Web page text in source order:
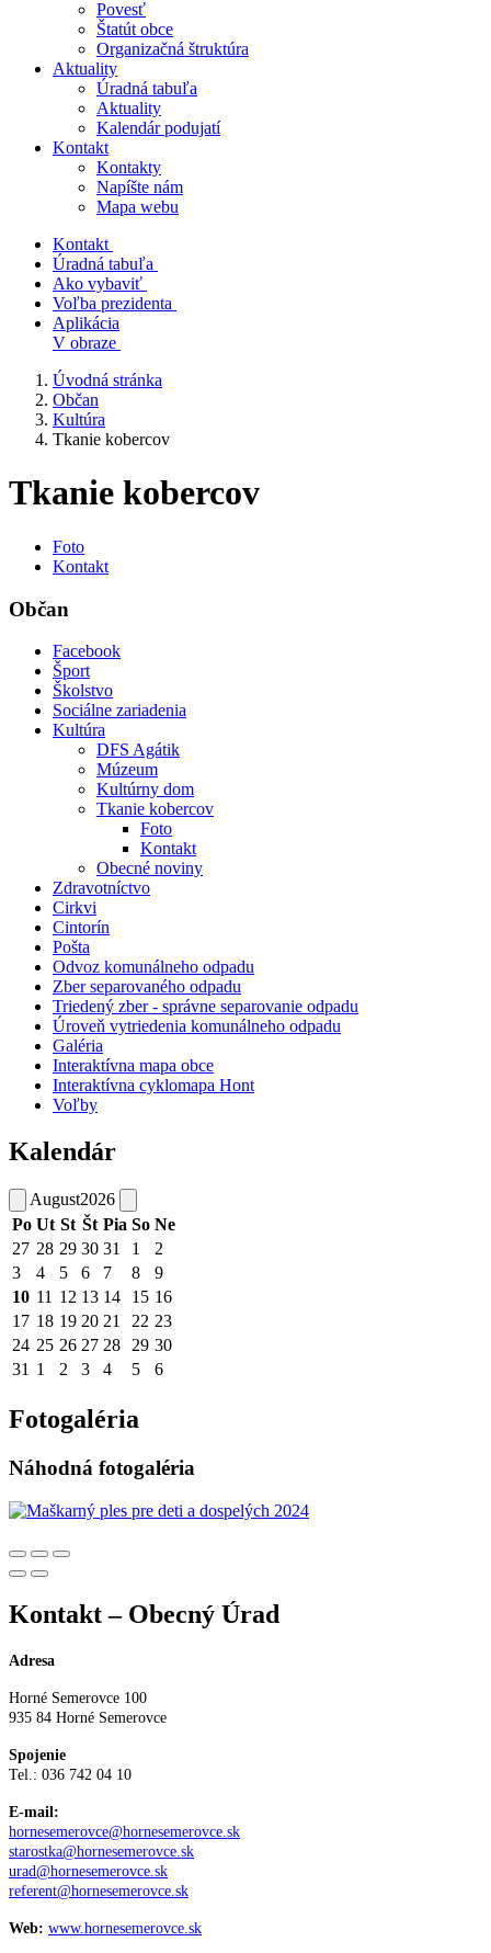
Povesť
Štatút obce
Organizačná štruktúra
Aktuality
Úradná tabuľa
Aktuality
Kalendár podujatí
Kontakt
Kontakty
Napíšte nám
Mapa webu
Kontakt
Úradná tabuľa
Ako vybaviť
Voľba prezidenta
Aplikácia
V obraze
Úvodná stránka
Občan
Kultúra
Tkanie kobercov
Tkanie kobercov
Foto
Kontakt
Občan
Facebook
Šport
Školstvo
Sociálne zariadenia
Kultúra
DFS Agátik
Múzeum
Kultúrny dom
Tkanie kobercov
Foto
Kontakt
Obecné noviny
Zdravotníctvo
Cirkvi
Cintorín
Pošta
Odvoz komunálneho odpadu
Zber separovaného odpadu
Triedený zber - správne separovanie odpadu
Úroveň vytriedenia komunálneho odpadu
Galéria
Interaktívna mapa obce
Interaktívna cyklomapa Hont
Voľby
Kalendár
August2026
Po Ut St Št Pia So Ne
27 28 29 30 31 1
2
3
4 5 6 7 8
9
10 11 12 13 14 15 16
17 18 19 20 21 22 23
24 25 26 27 28 29 30
31 1 2 3 4 5 6
Fotogaléria
Náhodná fotogaléria
Kontakt – Obecný Úrad
Adresa
Horné Semerovce 100
935 84 Horné Semerovce
Spojenie
Tel.: 036 742 04 10
E-mail:
hornesemerovce@hornesemerovce.sk
starostka@hornesemerovce.sk
urad@hornesemerovce.sk
referent@hornesemerovce.sk
Web: www.hornesemerovce.sk